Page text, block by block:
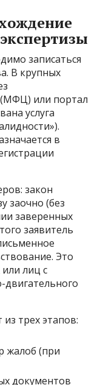
записаться
В крупных
или портал
услуга
в
закон
заочно (без
заверенных
заявитель
Это
лиц с
трех этапов:
жалоб (при
документов